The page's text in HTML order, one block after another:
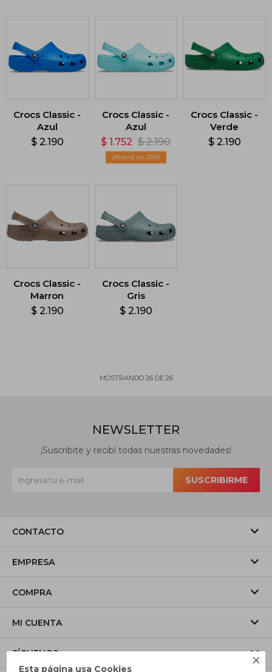

Esta página usa Cookies
Crocs Classic -
Azul
$ 2.190
Crocs Classic -
Azul
$ 1.752 $ 2.190
20
Crocs Classic -
Verde
$ 2.190
Crocs Classic -
Marron
$ 2.190
Crocs Classic -
Gris
$ 2.190
MOSTRANDO 26DE 26
CONTACTO
EMPRESA
COMPRA
MI CUENTA
SÍGUENOS
NEWSLETTER
¡Suscribite y recibí todas nuestras novedades!
SUSCRIBIRME